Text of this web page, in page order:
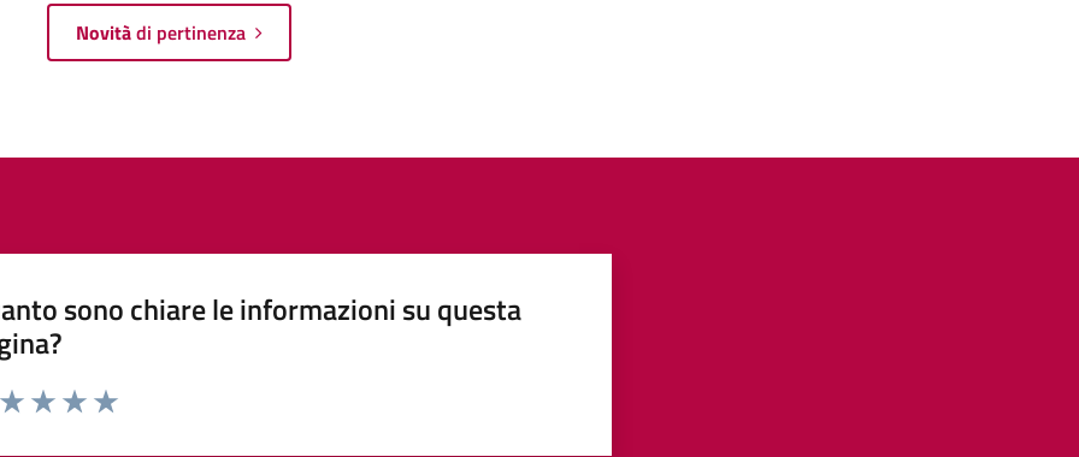
Novitàdi pertinenza
sono chiare le informazioni su questa
da 1 a 5 stelle la pagina